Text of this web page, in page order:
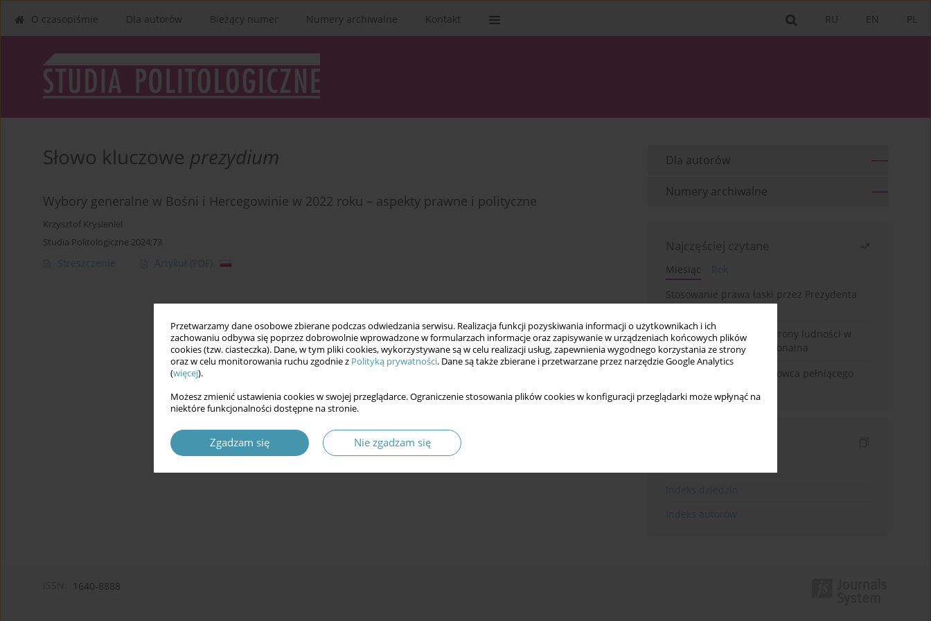
Przetwarzamy dane osobowe zbierane podczas odwiedzania serwisu. Realizacja funkcji pozyskiwania informacji o użytkownikach i ich
zachowaniu odbywa się poprzez dobrowolnie wprowadzone w formularzach informacje oraz zapisywanie w urządzeniach końcowych plików
cookies (tzw. ciasteczka). Dane, w tym pliki cookies, wykorzystywane są w celu realizacji usług, zapewnienia wygodnego korzystania ze strony
oraz w celu monitorowania ruchu zgodnie z Polityką prywatności. Dane są także zbierane i przetwarzane przez narzędzie Google Analytics
(więcej).
Możesz zmienić ustawienia cookies w swojej przeglądarce. Ograniczenie stosowania plików cookies w konfiguracji przeglądarki może wpłynąć na
niektóre funkcjonalności dostępne na stronie.
Zgadzam się Nie zgadzam się
PL
EN
RU
O czasopiśmie Dla autorów Bieżący numer Numery archiwalne Kontakt
Słowo kluczowe prezydium
Wybory generalne w Bośni i Hercegowinie w 2022 roku – aspekty prawne i polityczne
Krzysztof Krysieniel
Studia Politologiczne 2024;73
Streszczenie Artykuł (PDF)
Dla autorów
Numery archiwalne
Najczęściej czytane
Miesiąc
Stosowanie prawa łaski przez Prezydenta
Odbudowa systemu ochrony ludności w
Polsce. Analiza instytucjonalna
Odpowiedzialność naukowca pełniącego
1640-8888